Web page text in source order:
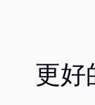
更好